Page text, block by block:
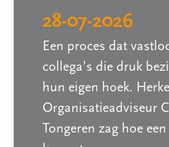
28-07-2026
Een proces dat
collega’s die druk
hun eigen hoek.
Organisatieadviseur
Tongeren zag hoe